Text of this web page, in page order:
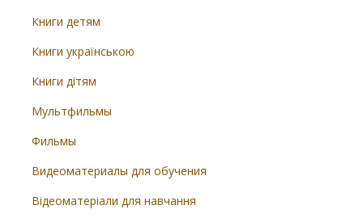
Книги детям
Книги українською
Книги дітям
Мультфильмы
Фильмы
Видеоматериалы для обучения
Відеоматеріали для навчання